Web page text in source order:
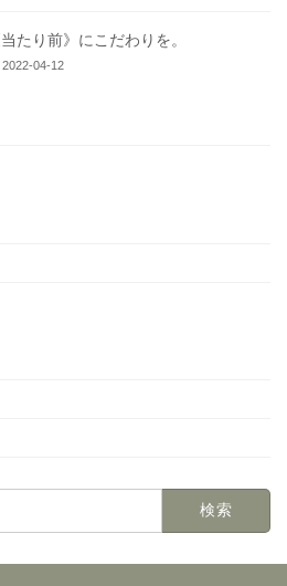
当たり前》にこだわりを。
2022-04-12